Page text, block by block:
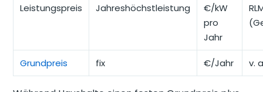
Leistungspreis Jahreshöchstleistung
€/kW
pro
Jahr
Grundpreis fix €/Jahr v.